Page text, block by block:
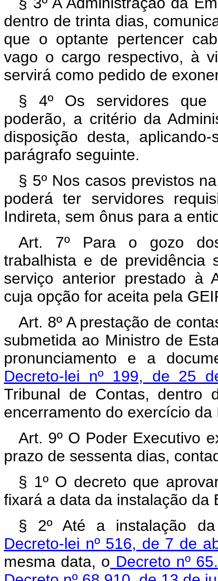
dentro de trinta dias,
que o optante pertencer
vago o cargo respectivo, à
servirá como pedido de
§ 4º Os servidores que
poderão, a critério da
disposição desta,
parágrafo seguinte.
§ 5º Nos casos previstos
poderá ter servidores
Indireta, sem ônus para a
Art. 7º Para o gozo
trabalhista e de previdência
serviço anterior prestado à
cuja opção for aceita pela
Art. 8º A prestação de
submetida ao Ministro de
pronunciamento e a
Decreto-lei nº 199, de 25
Tribunal de Contas,
encerramento do exercício da
Art. 9º O Poder Executivo
prazo de sessenta dias,
§ 1º O decreto que
fixará a data da instalação da
§ 2º Até a instalação
Decreto-lei nº 516, de 7 de
mesma data, o Decreto nº